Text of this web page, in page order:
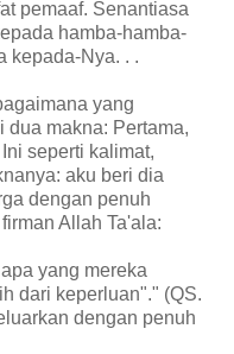
pemaaf. Senantiasa
hamba-hamba-
kepada-Nya. . .
yang
makna: Pertama,
seperti kalimat,
aku beri dia
dengan penuh
Allah Ta'ala:
yang mereka
dari keperluan"." (QS.
dengan penuh